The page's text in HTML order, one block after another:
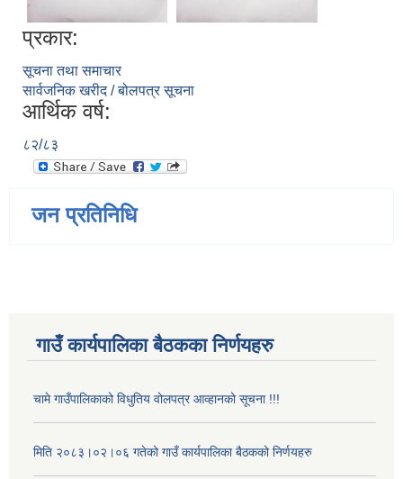
प्रकार:
सूचना तथा समाचार
सार्वजनिक खरीद / बोलपत्र सूचना
आर्थिक वर्ष:
८२/८३
जन प्रतिनिधि
गाउँ कार्यपालिका बैठकका निर्णयहरु
चामे गाउँपालिकाको विधुतिय वोलपत्र आव्हानको सूचना !!!
मिति २०८३।०२।०६ गतेको गाउँ कार्यपालिका बैठकको निर्णयहरु